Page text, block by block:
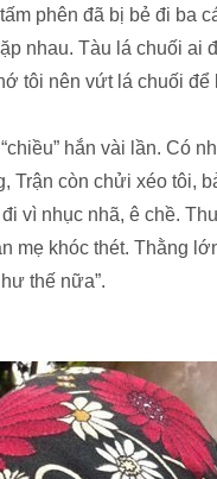
phên đã bị bẻ đi ba
nhau. Tàu lá chuối ai
tôi nên vứt lá chuối để
hắn vài lần. Có
Trận còn chửi xéo tôi,
vì nhục nhã, ê chề.
mẹ khóc thét. Thằng
thế nữa”.